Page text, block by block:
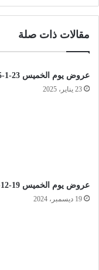
مقالات ذات صلة
عروض يوم الخميس 23-1-2025
23 يناير، 2025
عروض يوم الخميس 19-12-2024
19 ديسمبر، 2024